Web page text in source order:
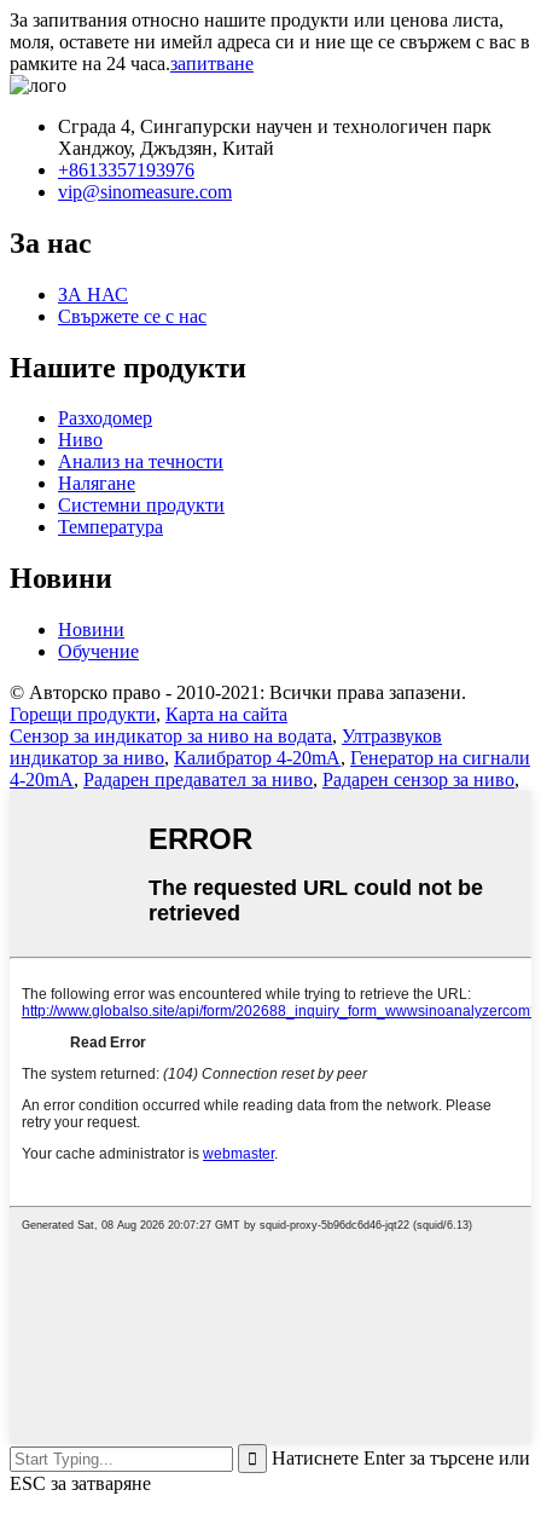
За запитвания относно нашите продукти или ценова листа,
моля, оставете ни имейл адреса си и ние ще се свържем с вас в
рамките на 24 часа.запитване
Сграда 4, Сингапурски научен и технологичен парк
Ханджоу, Джъдзян, Китай
+8613357193976
vip@sinomeasure.com
За нас
ЗА НАС
Свържете се с нас
Нашите продукти
Разходомер
Ниво
Анализ на течности
Налягане
Системни продукти
Температура
Новини
Новини
Обучение
© Авторско право - 2010-2021: Всички права запазени.
Горещи продукти, Карта на сайта
Сензор за индикатор за ниво на водата, Ултразвуков
индикатор за ниво, Калибратор 4-20mA, Генератор на сигнали
4-20mA, Радарен предавател за ниво, Радарен сензор за ниво,
Натиснете Enter за търсене или
ESC за затваряне